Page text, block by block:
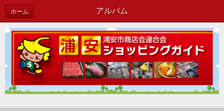
アルバム
ホーム